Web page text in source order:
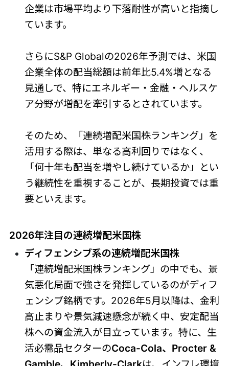
企業は市場平均より下落耐性が高いと指摘し
ています。
さらにS&P Globalの2026年予測では、米国
企業全体の配当総額は前年比5.4%増となる
見通しで、特にエネルギー・金融・ヘルスケ
ア分野が増配を牽引するとされています。
そのため、「連続増配米国株ランキング」を
活用する際は、単なる高利回りではなく、
「何十年も配当を増やし続けているか」とい
う継続性を重視することが、長期投資では重
要といえます。
2026年注目の連続増配米国株
ディフェンシブ系の連続増配米国株
「連続増配米国株ランキング」の中でも、景
気悪化局面で強さを発揮しているのがディフ
ェンシブ銘柄です。2026年5月以降は、金利
高止まりや景気減速懸念が続く中、安定配当
株への資金流入が目立っています。特に、生
活必需品セクターのCoca-Cola、Procter &